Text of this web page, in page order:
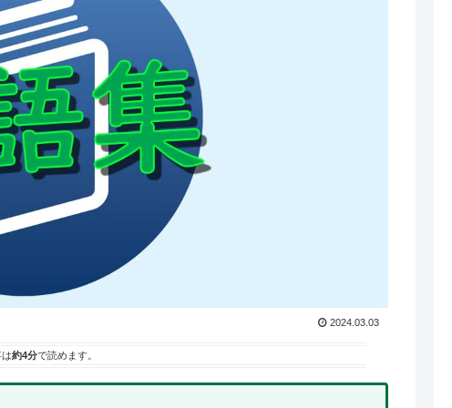
2024.03.03
約4分で読めます。